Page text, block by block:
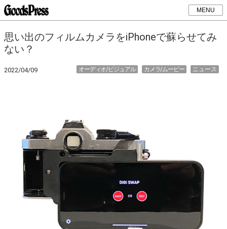
MENU
思い出のフィルムカメラをiPhoneで蘇らせてみ
ない？
2022/04/09 ニュース
カメラ/ムービー
オーディオ/ビジュアル